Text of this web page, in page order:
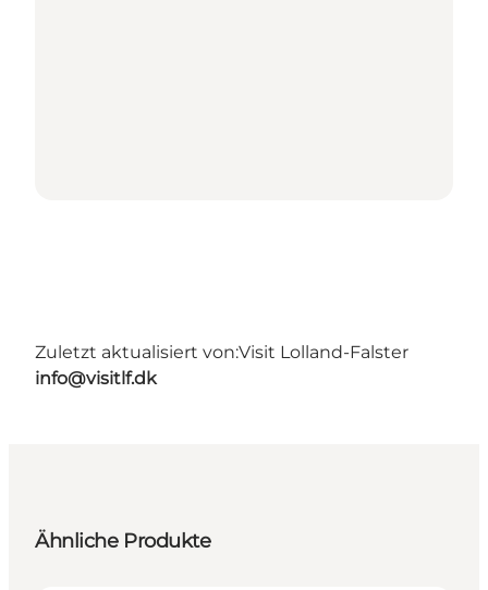
Zuletzt aktualisiert von:Visit Lolland-Falster
info@visitlf.dk
Ähnliche Produkte